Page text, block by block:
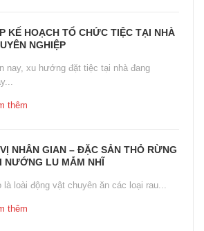
KẾ HOẠCH TỔ CHỨC TIỆC TẠI NHÀ
NGHIỆP
nay, xu hướng đặt tiệc tại nhà đang
thêm
NHÂN GIAN – ĐẶC SẢN THỎ RỪNG
NƯỚNG LU MẮM NHĨ
là loài động vật chuyên ăn các loại rau...
thêm